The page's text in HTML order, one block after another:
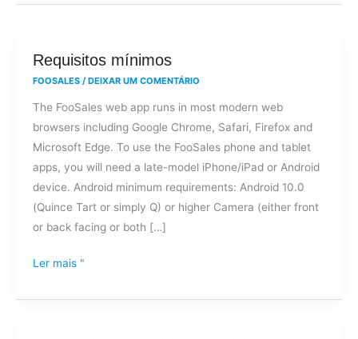
Requisitos mínimos
FOOSALES / DEIXAR UM COMENTÁRIO
The FooSales web app runs in most modern web
browsers including Google Chrome, Safari, Firefox and
Microsoft Edge. To use the FooSales phone and tablet
apps, you will need a late-model iPhone/iPad or Android
device. Android minimum requirements: Android 10.0
(Quince Tart or simply Q) or higher Camera (either front
or back facing or both […]
Requisitos
mínimos
Ler mais "